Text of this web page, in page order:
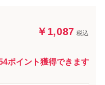
￥1,087 税込
ポイント獲得できます